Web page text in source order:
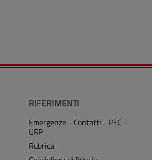
RIFERIMENTI
Emergenze - Contatti - PEC -
URP
Rubrica